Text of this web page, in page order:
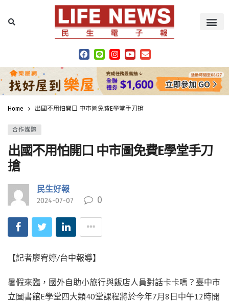
Home 出國不用怕開口 中市圖免費E學堂手刀搶
合作媒體
出國不用怕開口 中市圖免費E學堂手刀
搶
民生好報
2024-07-07 0
【記者廖宥婷/台中報導】
暑假來臨，國外自助小旅行與飯店人員對話卡卡嗎？臺中市
立圖書館E學堂四大類40堂課程將於今年7月8日中午12時開